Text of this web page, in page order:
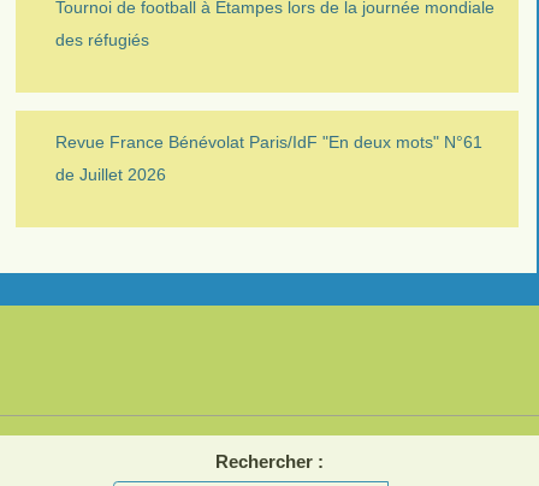
Tournoi de football à Etampes lors de la journée mondiale
des réfugiés
Revue France Bénévolat Paris/IdF "En deux mots" N°61
de Juillet 2026
Rechercher :